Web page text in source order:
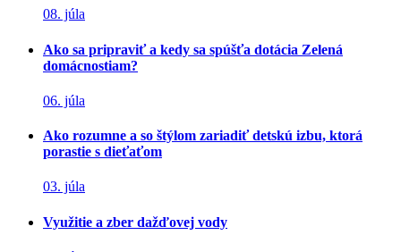
08. júla
Ako sa pripraviť a kedy sa spúšťa dotácia Zelená
domácnostiam?
06. júla
Ako rozumne a so štýlom zariadiť detskú izbu, ktorá
porastie s dieťaťom
03. júla
Využitie a zber dažďovej vody